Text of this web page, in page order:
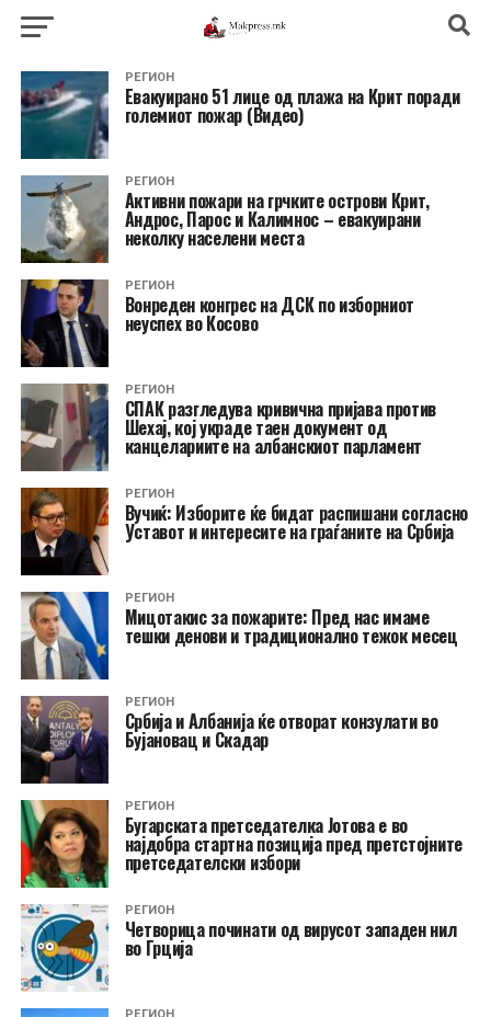
РЕГИОН
Евакуирано 51 лице од плажа на Крит поради
големиот пожар (Видео)
РЕГИОН
Активни пожари на грчките острови Крит,
Андрос, Парос и Калимнос – евакуирани
неколку населени места
РЕГИОН
Вонреден конгрес на ДСК по изборниот
неуспех во Косово
РЕГИОН
СПАК разгледува кривична пријава против
Шехај, кој украде таен документ од
канцелариите на албанскиот парламент
РЕГИОН
Вучиќ: Изборите ќе бидат распишани согласно
Уставот и интересите на граѓаните на Србија
РЕГИОН
Мицотакис за пожарите: Пред нас имаме
тешки денови и традиционално тежок месец
РЕГИОН
Србија и Албанија ќе отворат конзулати во
Бујановац и Скадар
РЕГИОН
Бугарската претседателка Јотова е во
најдобра стартна позиција пред претстојните
претседателски избори
РЕГИОН
Четворица починати од вирусот западен нил
во Грција